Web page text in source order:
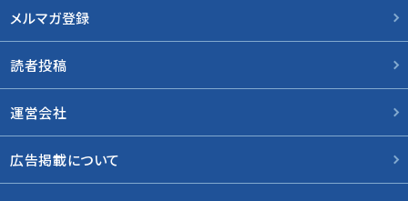
メルマガ登録
読者投稿
運営会社
広告掲載について